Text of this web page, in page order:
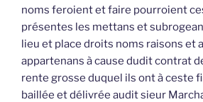
noms feroient et faire pourroient
présentes les mettans et
lieu et place droits noms raisons et
appartenans à cause dudit contrat
rente grosse duquel ils ont à ceste
baillée et délivrée audit sieur